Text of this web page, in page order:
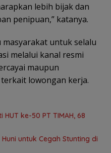
lebih bijak dan
penipuan,” katanya.
untuk selalu
melalui kanal resmi
maupun
lowongan kerja.
ke-50 PT TIMAH, 68
untuk Cegah Stunting di